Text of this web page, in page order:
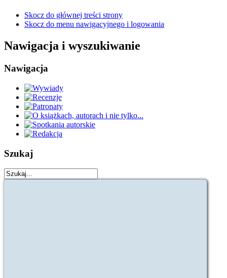
Skocz do głównej treści strony
Skocz do menu nawigacyjnego i logowania
Nawigacja i wyszukiwanie
Nawigacja
Szukaj